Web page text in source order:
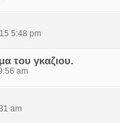
5:48 pm
του γκαζιου.
am
am